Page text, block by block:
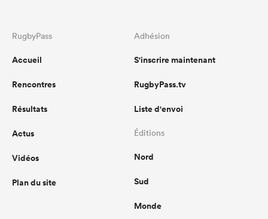
RugbyPass
Accueil
Rencontres
Résultats
Actus
Vidéos
Plan du site
Adhésion
S'inscrire maintenant
RugbyPass.tv
Liste d'envoi
Éditions
Nord
Sud
Monde